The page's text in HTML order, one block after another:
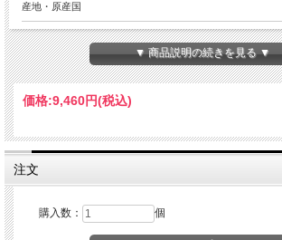
産地・原産国
ブラジル産
グレードなど
AAA
天然サシ入り水晶【クリスタル】
商品説明
※こちらは天然の水晶らしさを感じられるサシの入った天
す。透明度の高い天然水晶をお買い求めの方は「超透明
▼ 商品説明の続きを見る ▼
価格:9,460円(税込)
注文
購入数： 個